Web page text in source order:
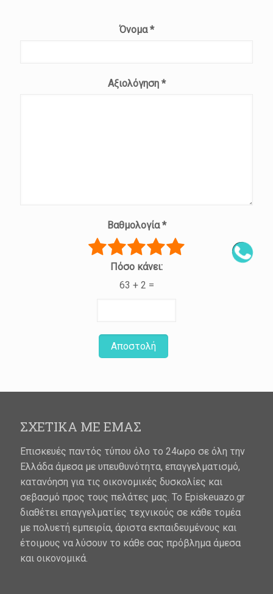
Όνομα*
Αξιολόγηση*
Βαθμολογία*
Πόσο κάνει:
63 + 2 =
Αποστολή
ΣΧΕΤΙΚΑ ΜΕ ΕΜΑΣ
Επισκευές παντός τύπου όλο το 24ωρο σε όλη την
Ελλάδα άμεσα με υπευθυνότητα, επαγγελματισμό,
κατανόηση για τις οικονομικές δυσκολίες και
σεβασμό προς τους πελάτες μας. Το Episkeuazo.gr
διαθέτει επαγγελματίες τεχνικούς σε κάθε τομέα
με πολυετή εμπειρία, άριστα εκπαιδευμένους και
έτοιμους να λύσουν το κάθε σας πρόβλημα άμεσα
και οικονομικά.